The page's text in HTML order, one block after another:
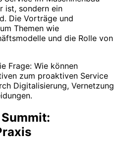
ist, sondern ein
Die Vorträge und
Themen wie
und die Rolle von
Frage: Wie können
zum proaktiven Service
Digitalisierung, Vernetzung